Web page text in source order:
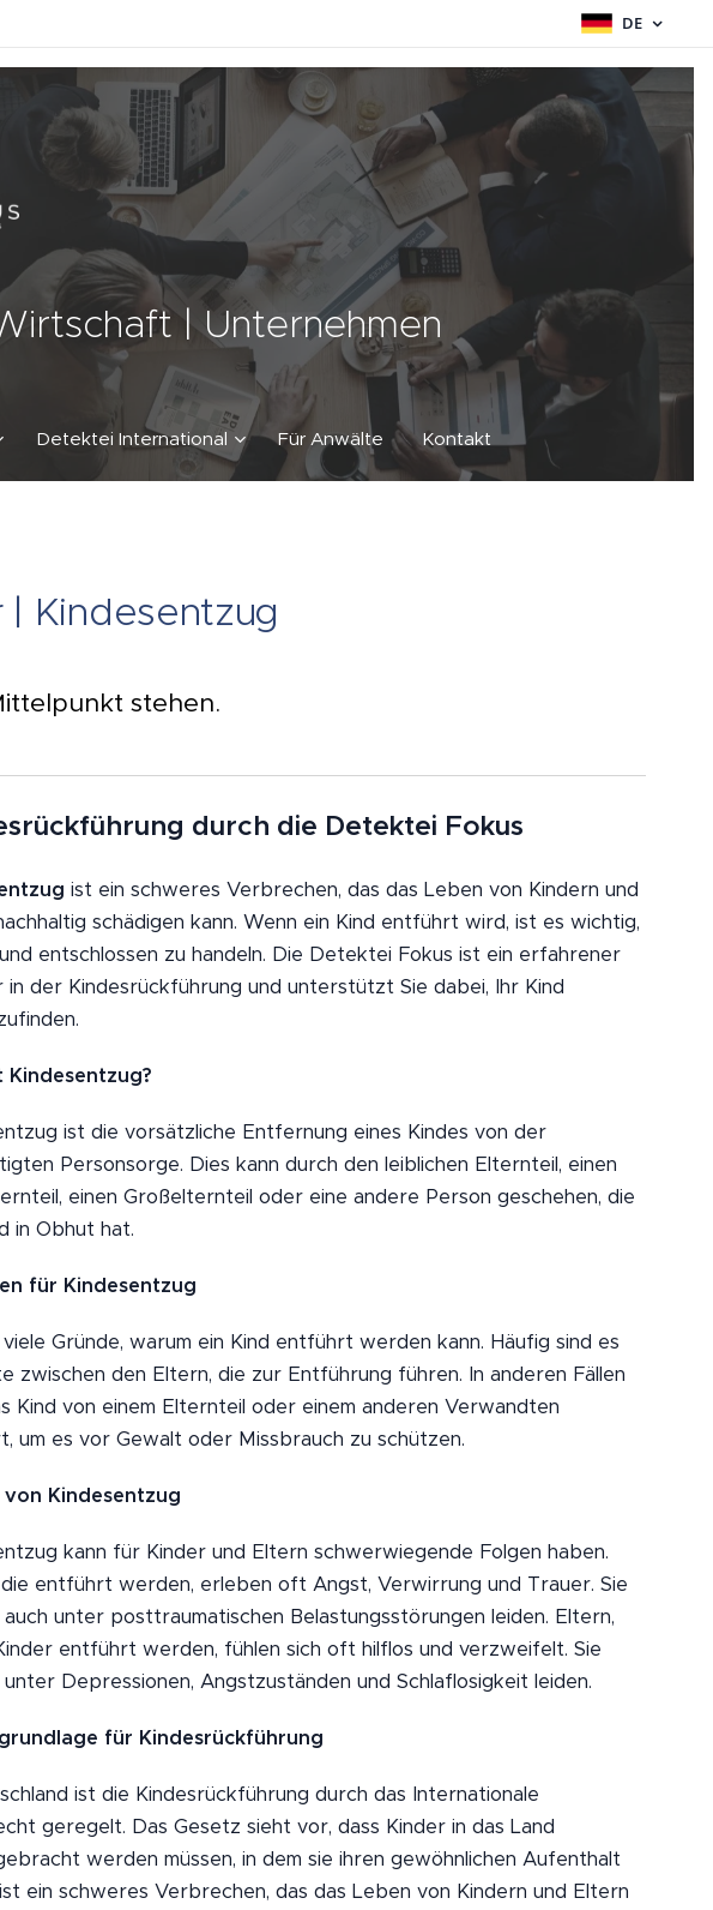
DE
| Unternehmen
Detektei International Für Anwälte Kontakt
Kindesentzug
stehen.
durch die Detektei Fokus
ist ein schweres Verbrechen, das das Leben von Kindern und
schädigen kann. Wenn ein Kind entführt wird, ist es wichtig,
entschlossen zu handeln. Die Detektei Fokus ist ein erfahrener
in der Kindesrückführung und unterstützt Sie dabei, Ihr Kind
Kindesentzug?
ist die vorsätzliche Entfernung eines Kindes von der
Personsorge. Dies kann durch den leiblichen Elternteil, einen
einen Großelternteil oder eine andere Person geschehen, die
in Obhut hat.
für Kindesentzug
Gründe, warum ein Kind entführt werden kann. Häufig sind es
zwischen den Eltern, die zur Entführung führen. In anderen Fällen
Kind von einem Elternteil oder einem anderen Verwandten
um es vor Gewalt oder Missbrauch zu schützen.
von Kindesentzug
kann für Kinder und Eltern schwerwiegende Folgen haben.
die entführt werden, erleben oft Angst, Verwirrung und Trauer. Sie
unter posttraumatischen Belastungsstörungen leiden. Eltern,
entführt werden, fühlen sich oft hilflos und verzweifelt. Sie
Depressionen, Angstzuständen und Schlaflosigkeit leiden.
für Kindesrückführung
ist die Kindesrückführung durch das Internationale
geregelt. Das Gesetz sieht vor, dass Kinder in das Land
werden müssen, in dem sie ihren gewöhnlichen Aufenthalt
ein schweres Verbrechen, das das Leben von Kindern und Eltern